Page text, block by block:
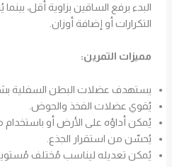
البدء برفع الساقين بزاوية أقل،
التكرارات أو إضافة أوزان.
مميزات التمرين:
يستهدف عضلات البطن السفلية
يُقوي عضلات الفخذ والحوض.
يُمكن أداؤه على الأرض أو باستخدام
يُحسّن من استقرار الجذع.
يُمكن تعديله ليناسب مُختلف